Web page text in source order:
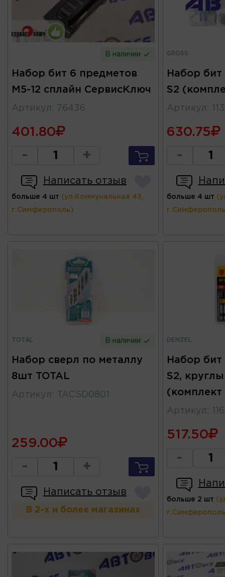
В наличии
Набор бит 6 предметов
М5-12 сплайн СервисКлюч
Артикул : 76436
401.80
- +
Написать отзыв
больше 4 шт (ул.Коммунальная 43,
г.Симферополь)
GROSS
Набор бит
S2
Артикул :
630.75
-
больше 4 шт
TOTAL В наличии
Набор сверл по металлу
8шт TOTAL
Артикул : TACSD0801
259.00
- +
Написать отзыв
В 2-х и более магазинах
DENZEL
Набор бит
S2,
(комплект
Артикул :
517.50
-
больше 2 шт